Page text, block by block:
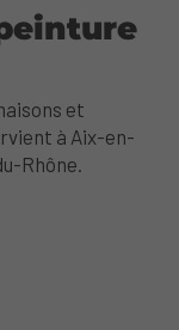
et
à Aix-en-
Rhône.